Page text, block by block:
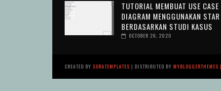
TUTORIAL MEMBUAT USE CASE
DIAGRAM MENGGUNAKAN
BERDASARKAN STUDI KASUS
OCTOBER 26, 2020
CREATED BY SORATEMPLATES | DISTRIBUTED BY MYBLOGGERTHEMES